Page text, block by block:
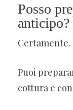
Posso
anticipo?
Certamente.
Puoi
cottura e